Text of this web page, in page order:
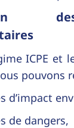
ICPE et
pouvons
d’impact
de dangers,